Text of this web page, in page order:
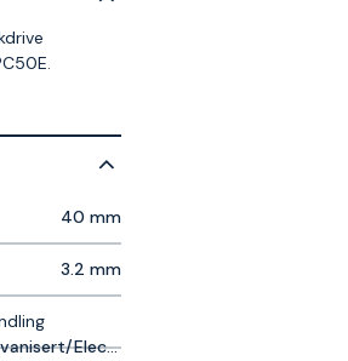
40 mm
3.2 mm
Galvanisert/Electro-galvanisert